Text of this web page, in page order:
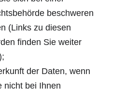
beschweren
(Links zu diesen
finden Sie weiter
der Daten, wenn
nicht bei Ihnen